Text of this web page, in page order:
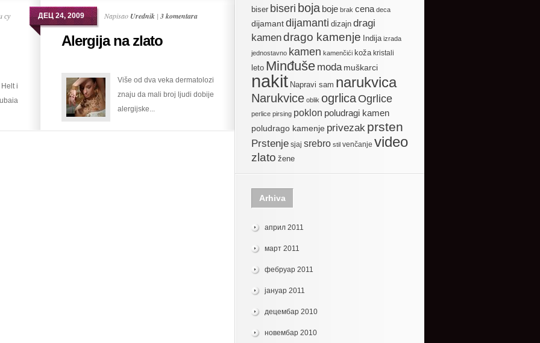
су
i
ДЕЦ 24, 2009 Napisao Urednik | 3 komentara
Alergija na zlato
Više od dva veka dermatolozi
znaju da mali broj ljudi dobije
alergijske...
biser biseri boja boje brak cena deca
dijamantdijamanti dizajn dragi
kamendrago kamenje Indija izrada
jednostavno kamen kamenčići koža kristali
leto Minđuše moda muškarci
nakit Napravi sam narukvica
Narukvice oblik ogrlicaOgrlice
perlice pirsing poklon poludragi kamen
poludrago kamenje privezak prsten
Prstenje sjaj srebro stil venčanje video
zlato žene
Arhiva
април 2011
март 2011
фебруар 2011
јануар 2011
децембар 2010
новембар 2010